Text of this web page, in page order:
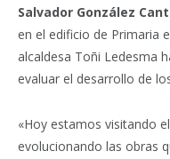
Salvador González
en el edificio de Primaria
alcaldesa Toñi Ledesma
evaluar el desarrollo de
«Hoy estamos visitando
evolucionando las obras